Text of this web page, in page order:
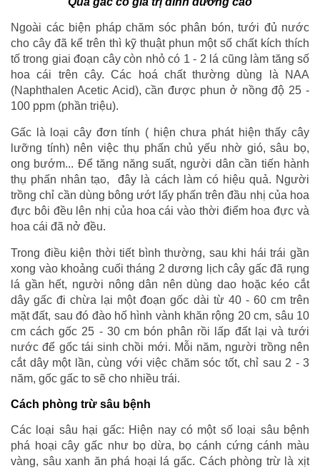
Ngoài các biện pháp chăm sóc phân bón, tưới đủ nước
cho cây đã kể trên thì kỹ thuật phun một số chất kích thích
tố trong giai đoạn cây còn nhỏ có 1 - 2 lá cũng làm tăng số
hoa cái trên cây. Các hoá chất thường dùng là NAA
(Naphthalen Acetic Acid), cần được phun ở nồng độ 25 -
100 ppm (phần triệu).
Gấc là loại cây đơn tính ( hiện chưa phát hiện thấy cây
lưỡng tính) nên việc thụ phấn chủ yếu nhờ gió, sâu bọ,
ong bướm... Để tăng năng suất, người dân cần tiến hành
thụ phấn nhân tạo, đây là cách làm có hiệu quả. Người
trồng chỉ cần dùng bông ướt lấy phấn trên đầu nhị của hoa
đực bôi đều lên nhị của hoa cái vào thời điểm hoa đực và
hoa cái đã nở đều.
Trong điều kiện thời tiết bình thường, sau khi hái trái gần
xong vào khoảng cuối tháng 2 dương lịch cây gấc đã rụng
lá gần hết, người nông dân nên dùng dao hoặc kéo cắt
dây gấc đi chừa lại một đoạn gốc dài từ 40 - 60 cm trên
mặt đất, sau đó đào hố hình vành khăn rộng 20 cm, sâu 10
cm cách gốc 25 - 30 cm bón phân rồi lấp đất lại và tưới
nước để gốc tái sinh chồi mới. Mỗi năm, người trồng nên
cắt dây một lần, cùng với việc chăm sóc tốt, chỉ sau 2 - 3
năm, gốc gấc to sẽ cho nhiều trái.
Cách phòng trừ sâu bệnh
Các loại sâu hại gấc: Hiện nay có một số loại sâu bệnh
phá hoại cây gấc như bọ dừa, bọ cánh cứng cánh màu
vàng, sâu xanh ăn phá hoại lá gấc. Cách phòng trừ là xịt